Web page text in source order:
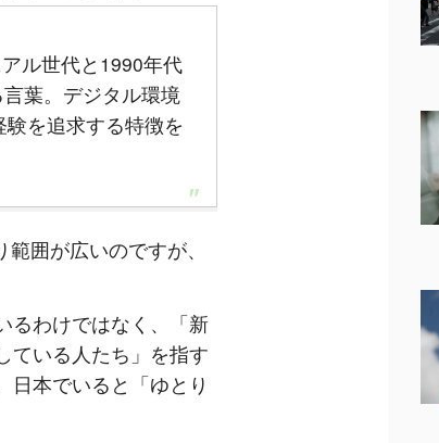
ル世代と1990年代
葉。デジタル環境
を追求する特徴を
囲が広いのですが、
るわけではなく、「新
ている人たち」を指す
日本でいると「ゆとり